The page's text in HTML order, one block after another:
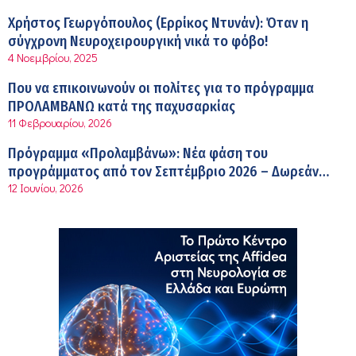
Kavita Patel: Ένα στα πέντε καινοτόμα φάρμακα φτάνει
τελικά στην Ελλάδα
9:21 πμ
Υπάρχει τελικά «δίαιτα θυρεοειδούς»; Τι λέει η
επιστήμη για τη διατροφή και τα συμπληρώματα
7:38 πμ
Πυρκαγιά στη Δυτική Αττική: Οι κίνδυνοι για τη δημόσια
υγεία
7:16 πμ
την Τεχνητή Νοημοσύνη και την Ογκολογία
Παύλος Γιαννακόπουλος – ΒΙΑΝΕΞ
Στέλιος Λιανός – INTERAMERICAN / Αθηναϊκή Γενική
Χρήστος Γεωργόπουλος (Ερρίκος Ντυνάν): Όταν η
σύγχρονη Νευροχειρουργική νικά το φόβο!
4 Νοεμβρίου, 2025
Που να επικοινωνούν οι πολίτες για το πρόγραμμα
ΠΡΟΛΑΜΒΑΝΩ κατά της παχυσαρκίας
11 Φεβρουαρίου, 2026
Πρόγραμμα «Προλαμβάνω»: Νέα φάση του
προγράμματος από τον Σεπτέμβριο 2026 – Δωρεάν
προληπτικές εξετάσεις έως το 2030
12 Ιουνίου, 2026